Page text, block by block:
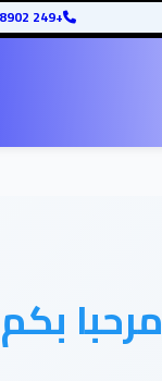
+249 12345678902
مرحبا بكم